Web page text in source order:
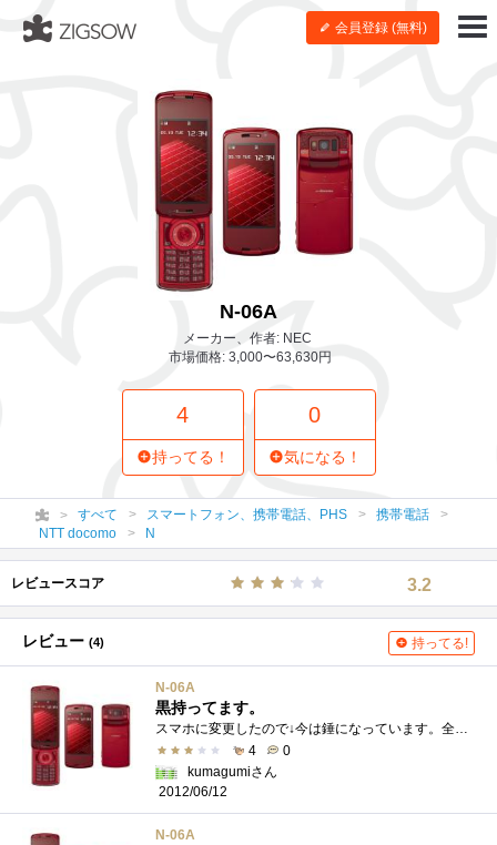
会員登録 (無料)
N-06A
メーカー、作者: NEC
市場価格: 3,000〜63,630円
4
持ってる！
0
気になる！
すべて スマートフォン、携帯電話、PHS
携帯電話
NTT docomo
N
レビュースコア 3.2
レビュー (4) 持ってる!
N-06A
黒持ってます。
スマホに変更したので↓今は錘になっています。全部入りガラケーなんですが、正直私は使いにくかった・・・・＞＜と、いうことで、現在スマ�...
4
0
kumagumiさん
2012/06/12
N-06A